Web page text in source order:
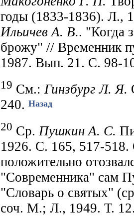
годы (1833-1836). Л.,
Ильичев А. В.. "Когда
брожу" // Временник
1987. Вып. 21. С. 98-
19 См.: Гинзбург Л. Я.
240. Назад
20 Ср. Пушкин А. С.
1926. С. 165, 517-
положительно
"Современника" сам
"Словарь о святых"
соч. М.; Л., 1949. Т.